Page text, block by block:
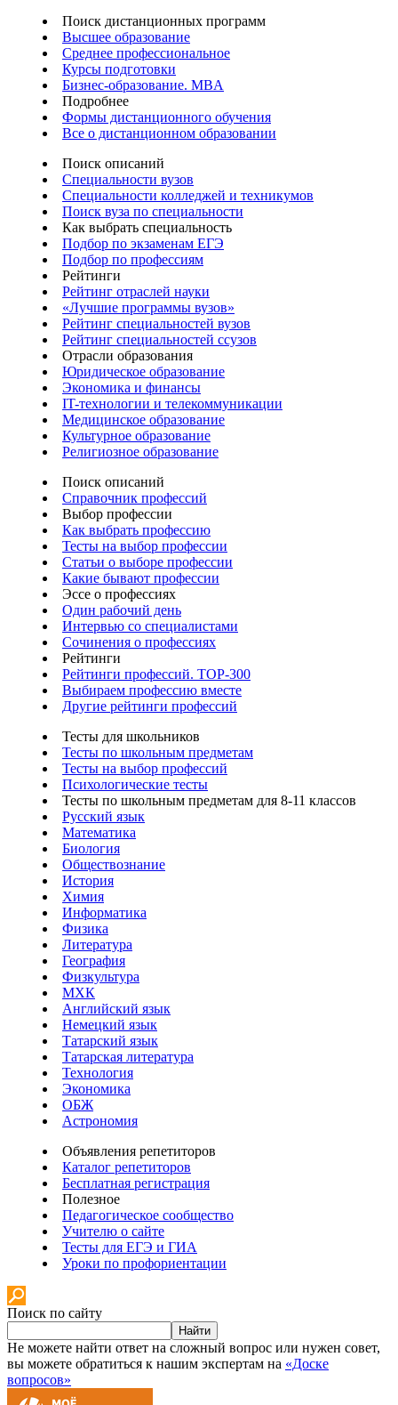
Поиск дистанционных программ
Высшее образование
Среднее профессиональное
Курсы подготовки
Бизнес-образование. MBA
Подробнее
Формы дистанционного обучения
Все о дистанционном образовании
Поиск описаний
Специальности вузов
Специальности колледжей и техникумов
Поиск вуза по специальности
Как выбрать специальность
Подбор по экзаменам ЕГЭ
Подбор по профессиям
Рейтинги
Рейтинг отраслей науки
«Лучшие программы вузов»
Рейтинг специальностей вузов
Рейтинг специальностей ссузов
Отрасли образования
Юридическое образование
Экономика и финансы
IT-технологии и телекоммуникации
Медицинское образование
Культурное образование
Религиозное образование
Поиск описаний
Справочник профессий
Выбор профессии
Как выбрать профессию
Тесты на выбор профессии
Статьи о выборе профессии
Какие бывают профессии
Эссе о профессиях
Один рабочий день
Интервью со специалистами
Сочинения о профессиях
Рейтинги
Рейтинги профессий. TOP-300
Выбираем профессию вместе
Другие рейтинги профессий
Тесты для школьников
Тесты по школьным предметам
Тесты на выбор профессий
Психологические тесты
Тесты по школьным предметам для 8-11 классов
Русский язык
Математика
Биология
Обществознание
История
Химия
Информатика
Физика
Литература
География
Физкультура
МХК
Английский язык
Немецкий язык
Татарский язык
Татарская литература
Технология
Экономика
ОБЖ
Астрономия
Объявления репетиторов
Каталог репетиторов
Бесплатная регистрация
Полезное
Педагогическое сообщество
Учителю о сайте
Тесты для ЕГЭ и ГИА
Уроки по профориентации
Поиск по сайту
Найти
Не можете найти ответ на сложный вопрос или нужен совет,
вы можете обратиться к нашим экспертам на «Доске
вопросов»